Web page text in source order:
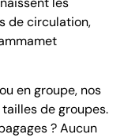
de circulation,
en groupe, nos
de groupes.
? Aucun